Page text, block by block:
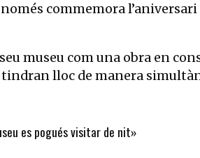
commemora
museu com una obra en
lloc de manera
es pogués visitar de nit»